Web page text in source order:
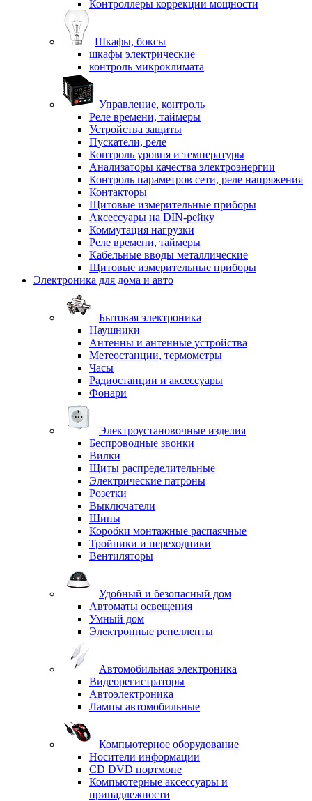
Контроллеры коррекции мощности
Шкафы, боксы
шкафы электрические
контроль микроклимата
Управление, контроль
Реле времени, таймеры
Устройства защиты
Пускатели, реле
Контроль уровня и температуры
Анализаторы качества электроэнергии
Контроль параметров сети, реле напряжения
Контакторы
Щитовые измерительные приборы
Аксессуары на DIN-рейку
Коммутация нагрузки
Реле времени, таймеры
Кабельные вводы металлические
Щитовые измерительные приборы
Электроника для дома и авто
Бытовая электроника
Наушники
Антенны и антенные устройства
Метеостанции, термометры
Часы
Радиостанции и аксессуары
Фонари
Электроустановочные изделия
Беспроводные звонки
Вилки
Щиты распределительные
Электрические патроны
Розетки
Выключатели
Шины
Коробки монтажные распаячные
Тройники и переходники
Вентиляторы
Удобный и безопасный дом
Автоматы освещения
Умный дом
Электронные репелленты
Автомобильная электроника
Видеорегистраторы
Автоэлектроника
Лампы автомобильные
Компьютерное оборудование
Носители информации
CD DVD портмоне
Компьютерные аксессуары и
принадлежности